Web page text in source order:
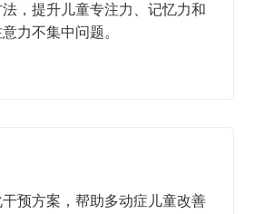
，提升儿童专注力、记忆力和
力不集中问题。
预方案，帮助多动症儿童改善